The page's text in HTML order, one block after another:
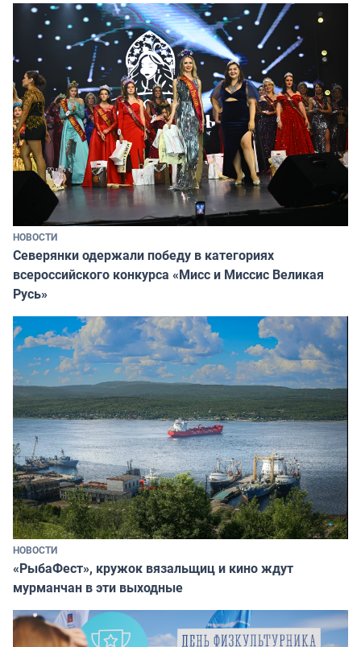
НОВОСТИ
Северянки одержали победу в категориях
всероссийского конкурса «Мисс и Миссис Великая
Русь»
НОВОСТИ
«РыбаФест», кружок вязальщиц и кино ждут
мурманчан в эти выходные